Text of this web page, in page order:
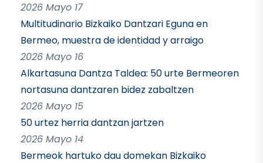
2026 Mayo 17
Multitudinario Bizkaiko Dantzari Eguna en
Bermeo, muestra de identidad y arraigo
2026 Mayo 16
Alkartasuna Dantza Taldea: 50 urte Bermeoren
nortasuna dantzaren bidez zabaltzen
2026 Mayo 15
50 urtez herria dantzan jartzen
2026 Mayo 14
Bermeok hartuko dau domekan Bizkaiko